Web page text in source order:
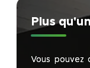
Plus
Vous pouvez